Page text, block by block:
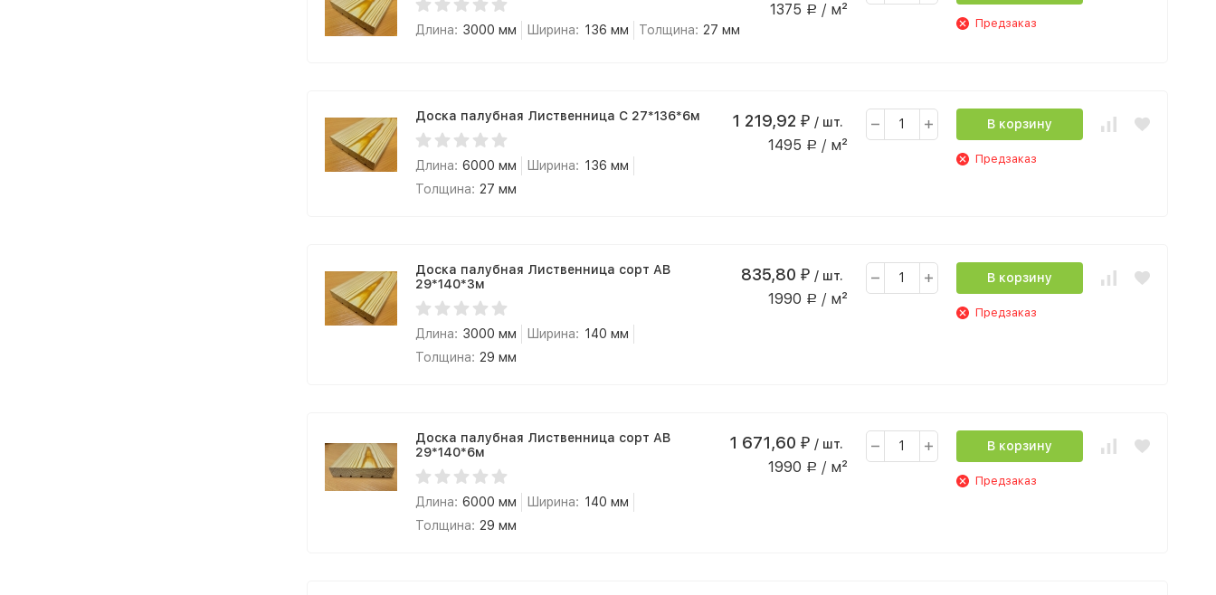
Длина: 3000 мм Ширина: 136 мм Толщина: 27 мм
1375 Р / м²
Предзаказ
Доска палубная Лиственница С 27*136*6м
Длина: 6000 мм Ширина: 136 мм
Толщина: 27 мм
1 219,92 ₽ / шт.
1495 Р / м²
В корзину
Предзаказ
Доска палубная Лиственница сорт АВ
29*140*3м
Длина: 3000 мм Ширина: 140 мм
Толщина: 29 мм
835,80 ₽ / шт.
1990 Р / м²
В корзину
Предзаказ
Доска палубная Лиственница сорт АВ
29*140*6м
Длина: 6000 мм Ширина: 140 мм
Толщина: 29 мм
1 671,60 ₽ / шт.
1990 Р / м²
В корзину
Предзаказ